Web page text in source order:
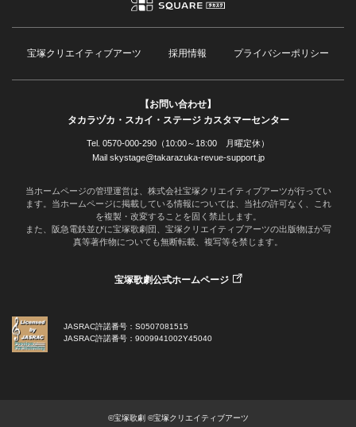
宝塚クリエイティブアーツ 採用情報 プライバシーポリシー
【お問い合わせ】
タカラヅカ・スカイ・ステージ カスタマーセンター
Tel. 0570-000-290（10:00～18:00 月曜定休）
Mail skystage@takarazuka-revue-support.jp
当ホームページの管理運営は、株式会社宝塚クリエイティブアーツが行ってい
ます。当ホームページに掲載している情報については、当社の許可なく、これ
を複製・改変することを固く禁止します。
また、阪急電鉄並びに宝塚歌劇団、宝塚クリエイティブアーツの出版物ほか写
真等著作物についても無断転載、複写等を禁じます。
宝塚歌劇公式ホームページ
JASRAC許諾番号：S0507081515
JASRAC許諾番号：9009941002Y45040
©宝塚歌劇 ©宝塚クリエイティブアーツ